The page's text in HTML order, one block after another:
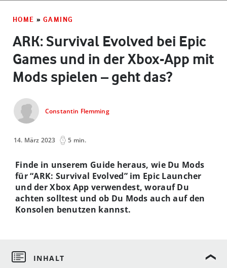
HOME » GAMING
ARK: Survival Evolved bei Epic
Games und in der Xbox-App mit
Mods spielen – geht das?
Constantin Flemming
14. März 2023 5 min.
Finde in unserem Guide heraus, wie Du Mods
für “ARK: Survival Evolved” im Epic Launcher
und der Xbox App verwendest, worauf Du
achten solltest und ob Du Mods auch auf den
Konsolen benutzen kannst.